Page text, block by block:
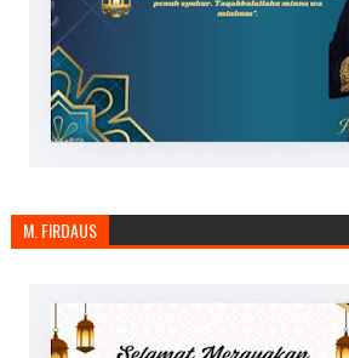
M. FIRDAUS